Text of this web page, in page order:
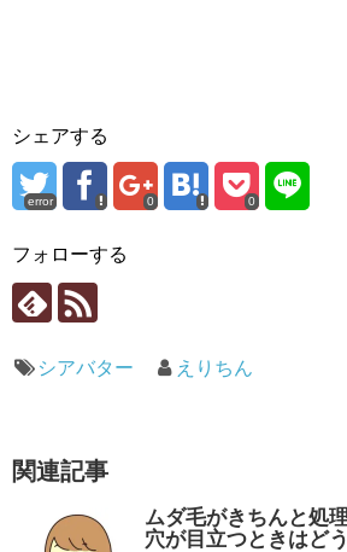
シェアする
error 0 0
フォローする
シアバター えりちん
関連記事
ムダ毛がきちんと処
穴が目立つときはど